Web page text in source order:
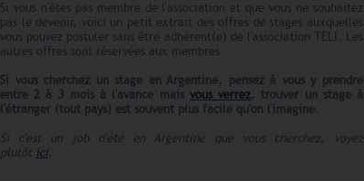
Si vous n'êtes pas membre de l'association et que vous ne souhaitez
pas le devenir, voici un petit extrait des offres de stages auxquelles
vous pouvez postuler sans être adhérent(e) de l'association TELI. Les
autres offres sont réservées aux membres.
Si vous cherchez un stage en Argentine, pensez à vous y prendre
entre 2 à 3 mois à l'avance mais vous verrez, trouver un stage à
l'étranger (tout pays) est souvent plus facile qu'on l'imagine.
Si c'est un job d'été en Argentine que vous cherchez, voyez
plutôt ici.